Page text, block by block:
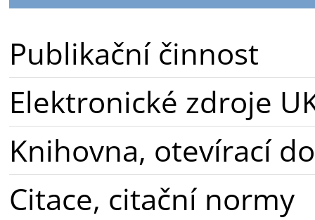
Publikační činnost
Elektronické zdroje
Knihovna, otevírací
Citace, citační normy